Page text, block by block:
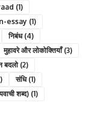
(1)
essay (1)
निबंध(4)
मुहावरे और लोकोक्तियाँ(3)
बदलो(2)
संधि(1)
शब्द) (1)